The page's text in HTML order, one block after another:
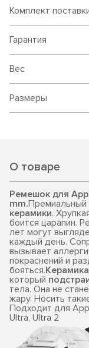
Комплект
Гарантия
Вес
Размеры
О товаре
Ремешок для
mm.Премиальный
керамики.
боится царапин.
лет могут
каждый день.
вызывает
покраснений и
бояться.Керамика
который
тела. Она не
жару. Носить
Подходит для
Ultra, Ultra 2